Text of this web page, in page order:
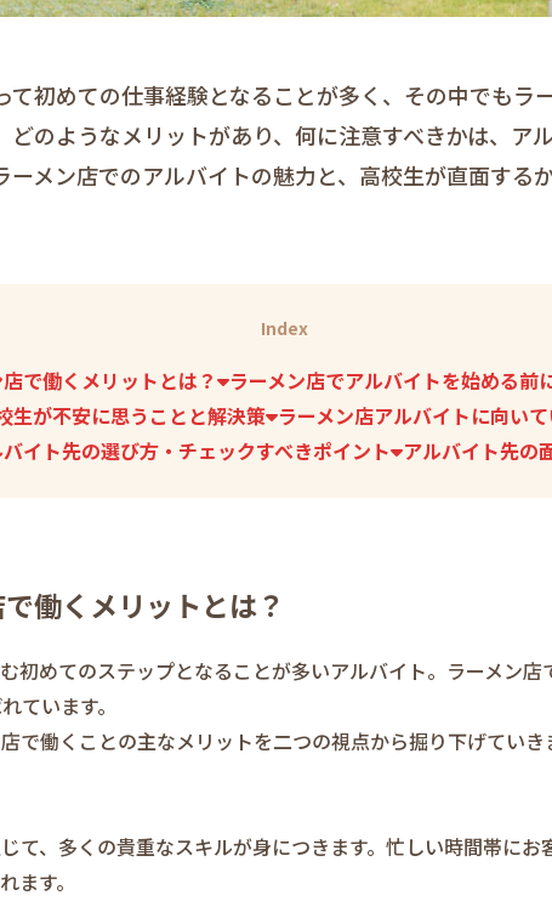
て初めての仕事経験となることが多く、その中でもラ
どのようなメリットがあり、何に注意すべきかは、ア
ーメン店でのアルバイトの魅力と、高校生が直面する
Index
で働くメリットとは？ ラーメン店でアルバイトを始める前
生が不安に思うことと解決策 ラーメン店アルバイトに向い
イト先の選び方・チェックすべきポイント アルバイト先の
働くメリットとは？
初めてのステップとなることが多いアルバイト。ラーメン
ています。
で働くことの主なメリットを二つの視点から掘り下げていき
て、多くの貴重なスキルが身につきます。忙しい時間帯に
ます。